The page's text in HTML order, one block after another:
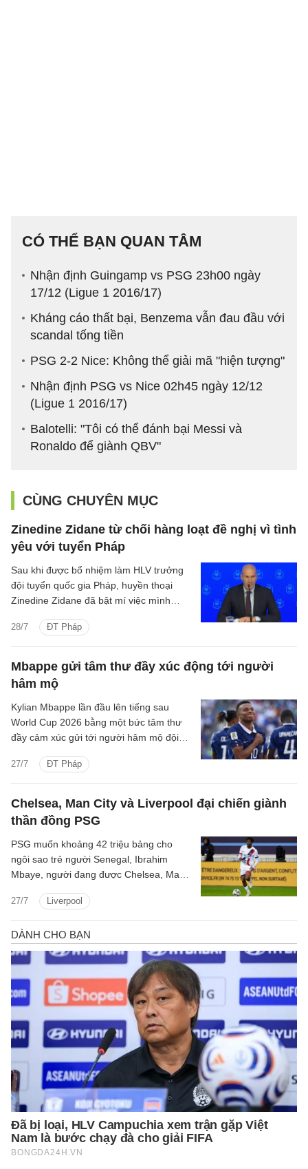
CÓ THỂ BẠN QUAN TÂM
Nhận định Guingamp vs PSG 23h00 ngày
17/12 (Ligue 1 2016/17)
Kháng cáo thất bại, Benzema vẫn đau đầu với
scandal tống tiền
PSG 2-2 Nice: Không thể giải mã "hiện tượng"
Nhận định PSG vs Nice 02h45 ngày 12/12
(Ligue 1 2016/17)
Balotelli: "Tôi có thể đánh bại Messi và
Ronaldo để giành QBV"
CÙNG CHUYÊN MỤC
Zinedine Zidane từ chối hàng loạt đề nghị vì tình
yêu với tuyển Pháp
28/7 ĐT Pháp
Sau khi được bổ nhiệm làm HLV trưởng
đội tuyển quốc gia Pháp, huyền thoại
Zinedine Zidane đã bật mí việc mình
quãng thời gian 4, 5 năm vừa qua.
Mbappe gửi tâm thư đầy xúc động tới người
hâm mộ
27/7 ĐT Pháp
Kylian Mbappe lần đầu lên tiếng sau
World Cup 2026 bằng một bức tâm thư
đầy cảm xúc gửi tới người hâm mộ đội
Chelsea, Man City và Liverpool đại chiến giành
thần đồng PSG
27/7 Liverpool
PSG muốn khoảng 42 triệu bảng cho
ngôi sao trẻ người Senegal, Ibrahim
Mbaye, người đang được Chelsea, Man